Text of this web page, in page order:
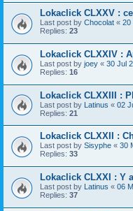
Lokaclick CLXXV :
Last post by Chocolat « 20
Replies: 23
Lokaclick CLXXIV :
Last post by joey « 30 Jul
Replies: 16
Lokaclick CLXXIII :
Last post by Latinus « 02
Replies: 21
Lokaclick CLXXII :
Last post by Sisyphe « 30
Replies: 33
Lokaclick CLXXI : Y
Last post by Latinus « 06
Replies: 37